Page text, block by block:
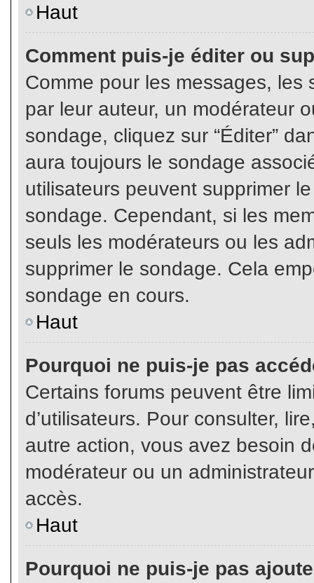
Haut
Comment puis-je éditer ou
Comme pour les messages,
par leur auteur, un modérateur
sondage, cliquez sur “Éditer”
aura toujours le sondage
utilisateurs peuvent supprimer
sondage. Cependant, si les
seuls les modérateurs ou les
supprimer le sondage. Cela
sondage en cours.
Haut
Pourquoi ne puis-je pas
Certains forums peuvent être
d’utilisateurs. Pour consulter,
autre action, vous avez besoin
modérateur ou un
accès.
Haut
Pourquoi ne puis-je pas